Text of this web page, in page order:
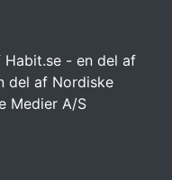
- en del af
del af Nordiske
Medier A/S